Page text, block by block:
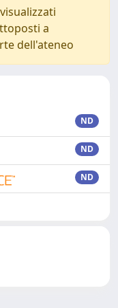
a
dell'ateneo
ND
ND
ND